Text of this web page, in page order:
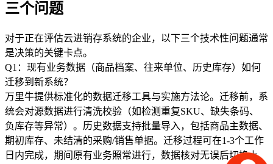
三个问题
对于正在评估云进销存系统的企业，以下三个技术性问题通常
是决策的关键卡点。
Q1：现有业务数据（商品档案、往来单位、历史库存）如何
迁移到新系统？
万里牛提供标准化的数据迁移工具与实施方法论。迁移前，系
统会对源数据进行清洗校验（如检测重复SKU、缺失条码、
负库存等异常）。历史数据支持批量导入，包括商品主数据、
期初库存、未结清的采购/销售单据。迁移过程可在1-3个工作
日内完成，期间原有业务照常进行，数据核对无误后切换上